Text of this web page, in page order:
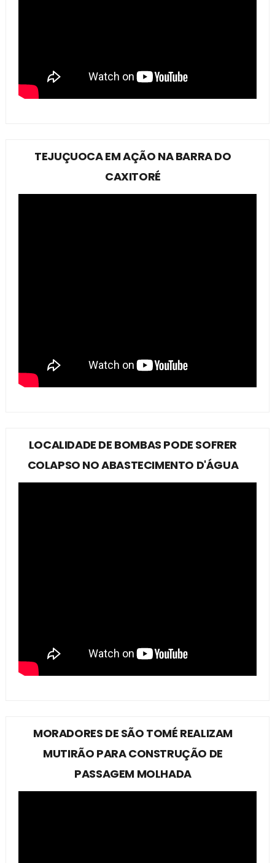
TEJUÇUOCA EM AÇÃO NA BARRA DO
CAXITORÉ
LOCALIDADE DE BOMBAS PODE SOFRER
COLAPSO NO ABASTECIMENTO D'ÁGUA
MORADORES DE SÃO TOMÉ REALIZAM
MUTIRÃO PARA CONSTRUÇÃO DE
PASSAGEM MOLHADA